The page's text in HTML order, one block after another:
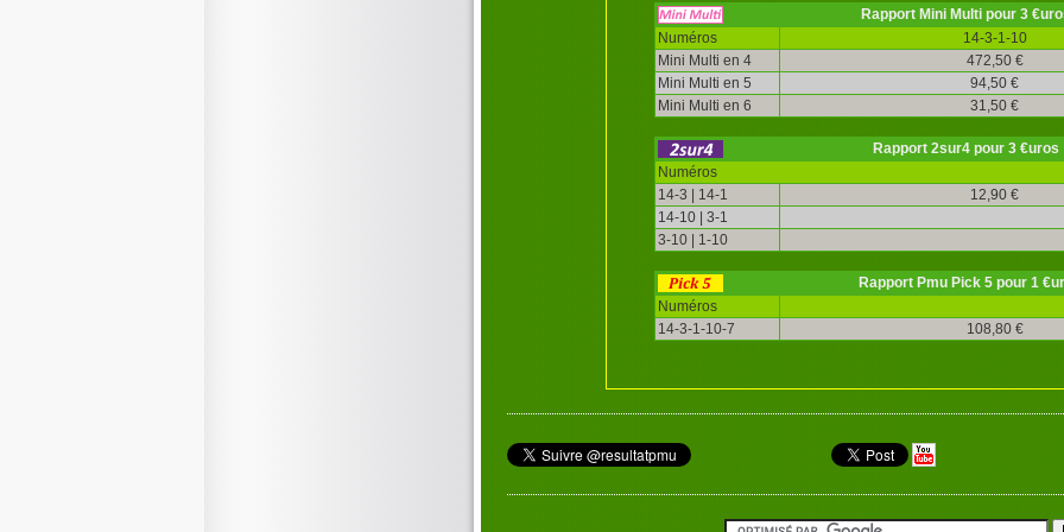
Rapport Mini Multi pour 3
Numéros
14-3-1-10
Mini Multi en 4
472,50 €
Mini Multi en 5
94,50 €
Mini Multi en 6
31,50 €
Rapport 2sur4 pour 3 €uros
Numéros
14-3 | 14-1
12,90 €
14-10 | 3-1
3-10 | 1-10
Rapport Pmu Pick 5 pour 1
Numéros
14-3-1-10-7
108,80 €